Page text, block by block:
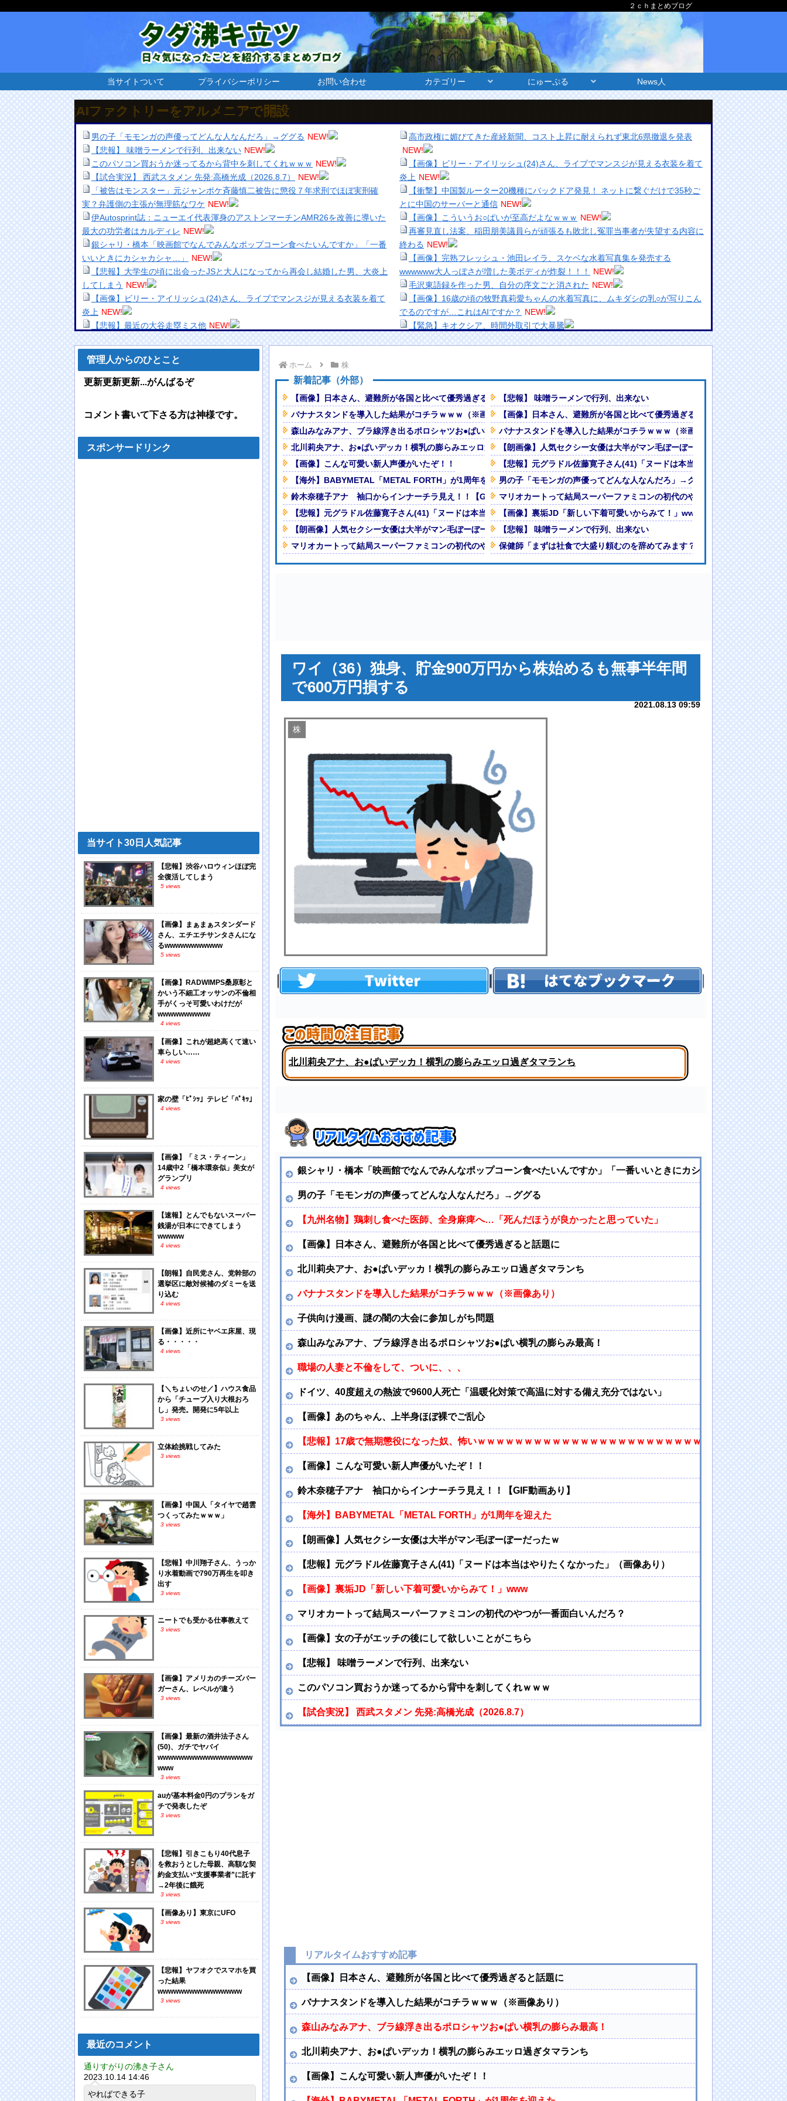
２ｃｈまとめブログ
当サイトついて プライバシーポリシー お問い合わせ カテゴリー にゅーぷる News人
AIファクトリーをアルメニアで開設
男の子「モモンガの声優ってどんな人なんだろ」→ググる NEW!
【悲報】 味噌ラーメンで行列、出来ない NEW!
このパソコン買おうか迷ってるから背中を刺してくれｗｗｗ NEW!
【試合実況】 西武スタメン 先発:高橋光成（2026.8.7）
NEW!
「被告はモンスター」元ジャンポケ斉藤慎二被告に懲役７年求刑でほぼ実刑確
実？弁護側の主張が無理筋なワケ NEW!
伊Autosprint誌：ニューエイ代表渾身のアストンマーチンAMR26を改善に導いた
最大の功労者はカルディレ NEW!
銀シャリ・橋本「映画館でなんでみんなポップコーン食べたいんですか」「一番
いいときにカシャカシャ…」
NEW!
【悲報】大学生の頃に出会ったJSと大人になってから再会し結婚した男、大炎上
してしまう NEW!
【画像】ビリー・アイリッシュ(24)さん、ライブでマンスジが見える衣装を着て
炎上 NEW!
【悲報】最近の大谷走塁ミス他 NEW!
NEW!
【画像】こういうお○ぱいが至高だよなｗｗｗ
NEW!
【動画】走り屋が先行のスクーターに猛スピードで突っ込む事故。 NEW!
【動画】よく助けられたな。岐阜の川で外国人が溺れてしまう事故。
NEW!
海外「全部日本の真似だったのか…」 日本の普通のテレビ番組が最新SNSの数
十年先を行っていたと話題に NEW!
【画像あり】美容師「…手は尽くしました」陰キャ女子「…ﾋｭｯ」→結果・・・
NEW!
浦野芽良アナ ピタピタニットでボディラインくっきり！！ NEW!
【放送事故】昔のドラマのレ◯プシーン、今見るとアウトすぎる・・・ NEW!
【画像】完熟フレッシュ・池田レイラ、スケベな水着写真集を発売する
NEW!
【悲報】ラッパーさん、札束披露するもネット民から新社会人の初ボーナスくら
【画像】16歳の頃の牧野真莉愛ちゃんの水着写真に、ムキダシの乳○が写りこん
高市政権に媚びてきた産経新聞、コスト上昇に耐えられず東北6県撤退を発表
NEW!
【画像】ビリー・アイリッシュ(24)さん、ライブでマンスジが見える衣装を着て
炎上 NEW!
【衝撃】中国製ルーター20機種にバックドア発見！ ネットに繋ぐだけで35秒ご
とに中国のサーバーと通信 NEW!
【画像】こういうお○ぱいが至高だよなｗｗｗ NEW!
再審見直し法案、稲田朋美議員らが頑張るも敗北し冤罪当事者が失望する内容に
終わる NEW!
【画像】完熟フレッシュ・池田レイラ、スケベな水着写真集を発売する
wwwwww大人っぽさが増した美ボディが炸裂！！！
NEW!
毛沢東語録を作った男、自分の序文ごと消された NEW!
【画像】16歳の頃の牧野真莉愛ちゃんの水着写真に、ムキダシの乳○が写りこん
でるのですが…これはAIですか？ NEW!
【緊急】キオクシア、時間外取引で大暴騰
い！！
熊本地震、「九州自動車道は混んでない」と実況しながら被災地へ向かう有名ア
ナなどに批判殺到 全国紙記者「最新の状況をいち早く伝えることは報道機関として
の責務」「情報を取り上げることには大きな意義がある」
【画像】顔100点、体30点の女ｗｗｗ
「洋画に日本版主題歌は必要か?」論争
【悲報】職場で無能判定された人間って割とガチめに差別されるよな・・・
Powered by livedoor 相互RSS
ホーム 株
新着記事（外部）
【画像】日本さん、避難所が各国と比べて優秀過ぎると話題に
バナナスタンドを導入した結果がコチラｗｗｗ（※画像あり）
森山みなみアナ、ブラ線浮き出るポロシャツお●ぱい横乳の膨らみ最高！
北川莉央アナ、お●ぱいデッカ！横乳の膨らみエッロ過ぎタマランち
【画像】こんな可愛い新人声優がいたぞ！！
【海外】BABYMETAL「METAL FORTH」が1周年を迎えた
鈴木奈穂子アナ 袖口からインナーチラ見え！！【GIF動画あり】
【悲報】元グラドル佐藤寛子さん(41)「ヌードは本当はやりたくなかった」（画像あり）
【朗画像】人気セクシー女優は大半がマン毛ぼーぼーだったｗ
マリオカートって結局スーパーファミコンの初代のやつが一番面白いんだろ？
【悲報】 味噌ラーメンで行列、出来ない
【画像】日本さん、避難所が各国と比べて優秀過ぎると話題に
バナナスタンドを導入した結果がコチラｗｗｗ（※画像あり）
【朗画像】人気セクシー女優は大半がマン毛ぼーぼーだったｗ
【悲報】元グラドル佐藤寛子さん(41)「ヌードは本当はやりたくなかった」
男の子「モモンガの声優ってどんな人なんだろ」→ググる
マリオカートって結局スーパーファミコンの初代のやつが一番面白いんだろ？
【画像】裏垢JD「新しい下着可愛いからみて！」www
【悲報】 味噌ラーメンで行列、出来ない
保健師「まずは社食で大盛り頼むのを辞めてみます？」ワイ「食っちゃいけ
ワイ（36）独身、貯金900万円から株始めるも無事半年間
で600万円損する
2021.08.13 09:59
株
北川莉央アナ、お●ぱいデッカ！横乳の膨らみエッロ過ぎタマランち
銀シャリ・橋本「映画館でなんでみんなポップコーン食べたいんですか」「一番いいときにカシャカシャ…」
男の子「モモンガの声優ってどんな人なんだろ」→ググる
【九州名物】鶏刺し食べた医師、全身麻痺へ…「死んだほうが良かったと思っていた」
【画像】日本さん、避難所が各国と比べて優秀過ぎると話題に
北川莉央アナ、お●ぱいデッカ！横乳の膨らみエッロ過ぎタマランち
バナナスタンドを導入した結果がコチラｗｗｗ（※画像あり）
子供向け漫画、謎の闇の大会に参加しがち問題
森山みなみアナ、ブラ線浮き出るポロシャツお●ぱい横乳の膨らみ最高！
職場の人妻と不倫をして、ついに、、、
ドイツ、40度超えの熱波で9600人死亡「温暖化対策で高温に対する備え充分ではない」
【画像】あのちゃん、上半身ほぼ裸でご乱心
【悲報】17歳で無期懲役になった奴、怖いｗｗｗｗｗｗｗｗｗｗｗｗｗｗｗｗｗｗｗｗｗｗｗｗ
【画像】こんな可愛い新人声優がいたぞ！！
鈴木奈穂子アナ 袖口からインナーチラ見え！！【GIF動画あり】
【海外】BABYMETAL「METAL FORTH」が1周年を迎えた
【朗画像】人気セクシー女優は大半がマン毛ぼーぼーだったｗ
【悲報】元グラドル佐藤寛子さん(41)「ヌードは本当はやりたくなかった」（画像あり）
【画像】裏垢JD「新しい下着可愛いからみて！」www
マリオカートって結局スーパーファミコンの初代のやつが一番面白いんだろ？
【画像】女の子がエッチの後にして欲しいことがこちら
【悲報】 味噌ラーメンで行列、出来ない
このパソコン買おうか迷ってるから背中を刺してくれｗｗｗ
【試合実況】 西武スタメン 先発:高橋光成（2026.8.7）
リアルタイムおすすめ記事
【画像】日本さん、避難所が各国と比べて優秀過ぎると話題に
バナナスタンドを導入した結果がコチラｗｗｗ（※画像あり）
森山みなみアナ、ブラ線浮き出るポロシャツお●ぱい横乳の膨らみ最高！
北川莉央アナ、お●ぱいデッカ！横乳の膨らみエッロ過ぎタマランち
【画像】こんな可愛い新人声優がいたぞ！！
管理人からのひとこと
更新更新更新...がんばるぞ
コメント書いて下さる方は神様です。
スポンサードリンク
当サイト30日人気記事
【悲報】渋谷ハロウィンほぼ完
全復活してしまう
5 views
【画像】まぁまぁスタンダード
さん、エチエチサンタさんにな
るwwwwwwwwwww
5 views
【画像】RADWIMPS桑原彰と
かいう不細工オッサンの不倫相
手がくっそ可愛いわけだが
wwwwwwwwww
4 views
【画像】これが超絶高くて速い
車らしい……
4 views
家の壁「ﾋﾟｼｯ」テレビ「ﾊﾟｷｯ」
4 views
【画像】「ミス・ティーン」
14歳中2「橋本環奈似」美女が
グランプリ
4 views
【速報】とんでもないスーパー
銭湯が日本にできてしまう
wwwww
4 views
【朗報】自民党さん、党幹部の
選挙区に敵対候補のダミーを送
り込む
4 views
【画像】近所にヤベエ床屋、現
る・・・・・
4 views
【＼ちょいのせ／】ハウス食品
から「チューブ入り大根おろ
し」発売。開発に5年以上
3 views
立体絵挑戦してみた
3 views
【画像】中国人「タイヤで趙雲
つくってみたｗｗｗ」
3 views
【悲報】中川翔子さん、うっか
り水着動画で790万再生を叩き
出す
3 views
ニートでも受かる仕事教えて
3 views
【画像】アメリカのチーズバー
ガーさん、レベルが違う
3 views
【画像】最新の酒井法子さん
(50)、ガチでヤバイ
wwwwwwwwwwwwwwwwww
www
3 views
auが基本料金0円のプランをガ
チで発表したぞ
3 views
【悲報】引きこもり40代息子
を救おうとした母親、高額な契
約金支払い“支援事業者”に託す
→2年後に餓死
3 views
【画像あり】東京にUFO
3 views
【悲報】ヤフオクでスマホを買
った結果
wwwwwwwwwwwwwwww
3 views
最近のコメント
通りすがりの沸き子さん
2023.10.14 14:46
やればできる子